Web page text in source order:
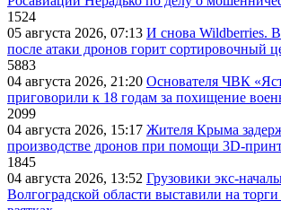
1524
05 августа 2026, 07:13 И снова Wildberries.
после атаки дронов горит сортировочный
5883
04 августа 2026, 21:20 Основателя ЧВК
приговорили к 18 годам за похищение
2099
04 августа 2026, 15:17 Жителя Крыма
производстве дронов при помощи
1845
04 августа 2026, 13:52 Грузовики экс-
Волгоградской области выставили на торги